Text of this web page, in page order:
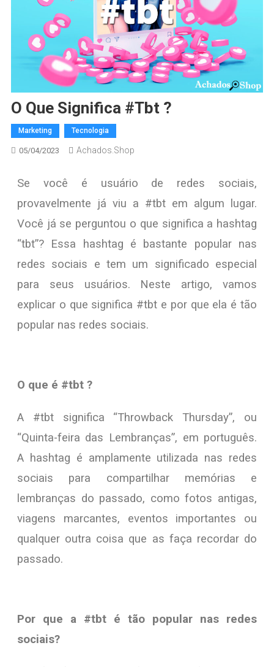
O Que Significa #tbt ?
Marketing Tecnologia
05/04/2023 Achados.Shop
Se você é usuário de redes sociais,
provavelmente já viu a #tbt em algum lugar.
Você já se perguntou o que significa a hashtag
“tbt”? Essa hashtag é bastante popular nas
redes sociais e tem um significado especial
para seus usuários. Neste artigo, vamos
explicar o que significa #tbt e por que ela é tão
popular nas redes sociais.
O que é #tbt ?
A #tbt significa “Throwback Thursday”, ou
“Quinta-feira das Lembranças”, em português.
A hashtag é amplamente utilizada nas redes
sociais para compartilhar memórias e
lembranças do passado, como fotos antigas,
viagens marcantes, eventos importantes ou
qualquer outra coisa que as faça recordar do
passado.
Por que a #tbt é tão popular nas redes
sociais?